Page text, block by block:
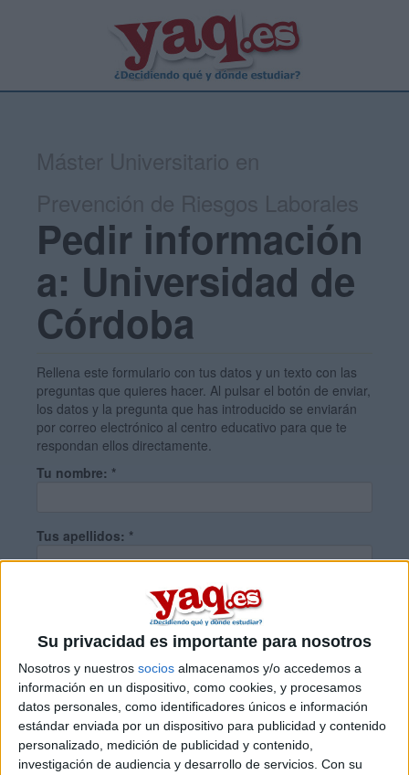
Su privacidad es importante para nosotros
Nosotros y nuestros socios almacenamos y/o accedemos a
información en un dispositivo, como cookies, y procesamos
datos personales, como identificadores únicos e información
estándar enviada por un dispositivo para publicidad y contenido
personalizado, medición de publicidad y contenido,
investigación de audiencia y desarrollo de servicios. Con su
Pedir información
a: Universidad de
Córdoba
Rellena este formulario con tus datos y un texto con las
preguntas que quieres hacer. Al pulsar el botón de enviar,
los datos y la pregunta que has introducido se enviarán
por correo electrónico al centro educativo para que te
respondan ellos directamente.
Tu nombre: *
Tus apellidos: *
¿Qué quieres preguntar?*